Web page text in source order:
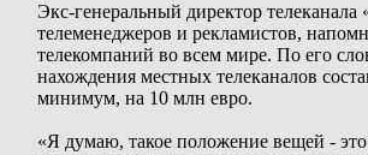
Экс-генеральный директор
телеменеджеров и рекламистов,
телекомпаний во всем мире. По его
нахождения местных телеканалов
минимум, на 10 млн евро.
«Я думаю, такое положение вещей -